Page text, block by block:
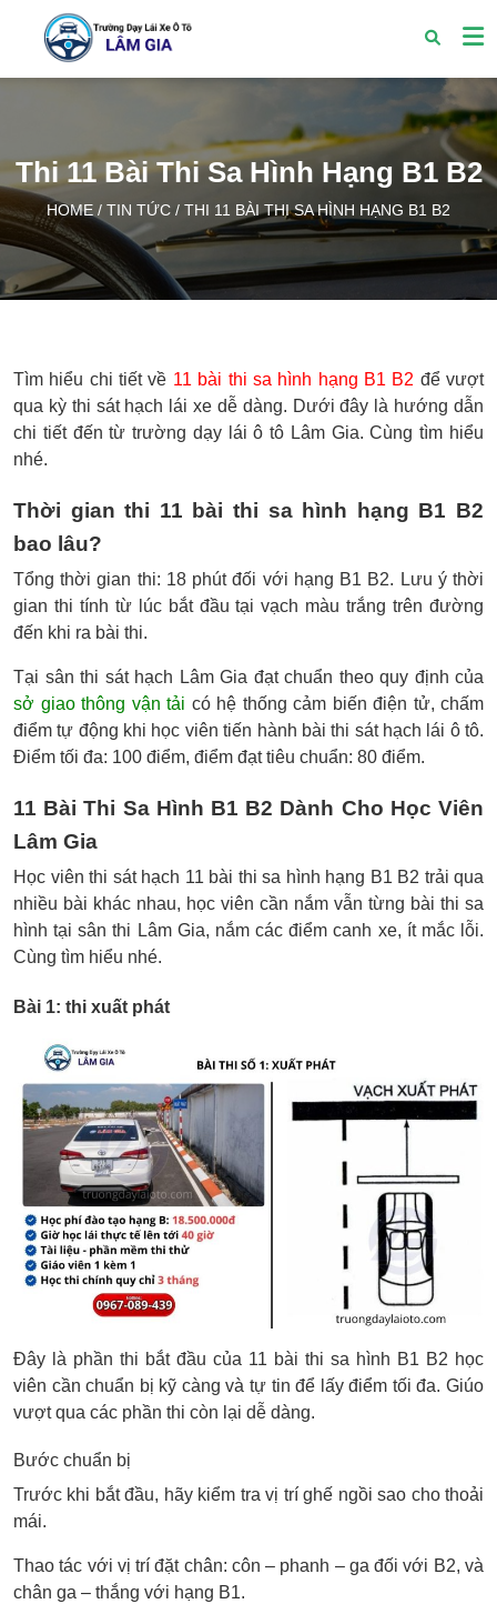
Thi 11 Bài Thi Sa Hình Hạng B1 B2
HOME / TIN TỨC / THI 11 BÀI THI SA HÌNH HẠNG B1 B2
Tìm hiểu chi tiết về 11 bài thi sa hình hạng B1 B2 để vượt
qua kỳ thi sát hạch lái xe dễ dàng. Dưới đây là hướng dẫn
chi tiết đến từ trường dạy lái ô tô Lâm Gia. Cùng tìm hiểu
nhé.
Thời gian thi 11 bài thi sa hình hạng B1 B2
bao lâu?
Tổng thời gian thi: 18 phút đối với hạng B1 B2. Lưu ý thời
gian thi tính từ lúc bắt đầu tại vạch màu trắng trên đường
đến khi ra bài thi.
Tại sân thi sát hạch Lâm Gia đạt chuẩn theo quy định của
sở giao thông vận tải có hệ thống cảm biến điện tử, chấm
điểm tự động khi học viên tiến hành bài thi sát hạch lái ô tô.
Điểm tối đa: 100 điểm, điểm đạt tiêu chuẩn: 80 điểm.
11 Bài Thi Sa Hình B1 B2 Dành Cho Học Viên
Lâm Gia
Học viên thi sát hạch 11 bài thi sa hình hạng B1 B2 trải qua
nhiều bài khác nhau, học viên cần nắm vẫn từng bài thi sa
hình tại sân thi Lâm Gia, nắm các điểm canh xe, ít mắc lỗi.
Cùng tìm hiểu nhé.
Bài 1: thi xuất phát
Đây là phần thi bắt đầu của 11 bài thi sa hình B1 B2 học
viên cần chuẩn bị kỹ càng và tự tin để lấy điểm tối đa. Giúo
vượt qua các phần thi còn lại dễ dàng.
Bước chuẩn bị
Trước khi bắt đầu, hãy kiểm tra vị trí ghế ngồi sao cho thoải
mái.
Thao tác với vị trí đặt chân: côn – phanh – ga đối với B2, và
chân ga – thắng với hạng B1.